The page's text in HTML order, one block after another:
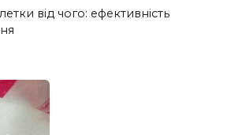
від чого: ефективність